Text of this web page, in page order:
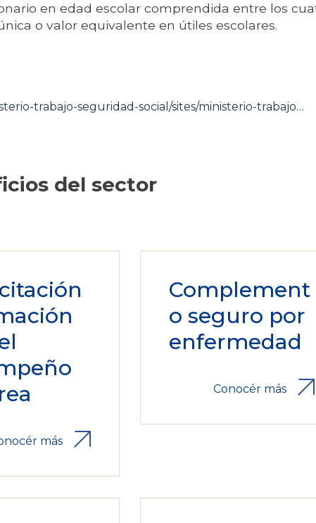
en edad escolar comprendida entre los
o valor equivalente en útiles escolares.
trabajo-seguridad-social/sites/ministerio-trabajo…
del sector
más
Complement
o seguro por
enfermedad
Conocér más